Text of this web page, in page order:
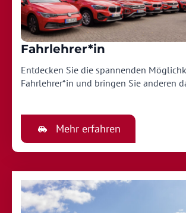
Fahrlehrer*in
Entdecken Sie die spannenden
Fahrlehrer*in und bringen Sie anderen
Mehr erfahren